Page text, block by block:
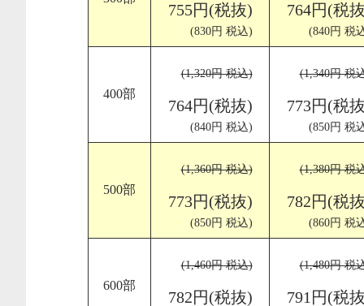
755円(税抜)
(830円 税込)
764円(税
(840円 税
400部
(1,320円 税込)
764円(税抜)
(840円 税込)
(1,340円 税
773円(税
(850円 税
500部
(1,360円 税込)
773円(税抜)
(850円 税込)
(1,380円 税
782円(税
(860円 税
600部
(1,460円 税込)
782円(税抜)
(1,480円 税
791円(税